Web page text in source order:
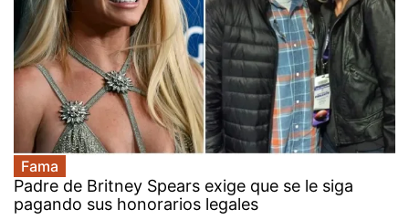
Fama
Padre de Britney Spears exige que se le siga
pagando sus honorarios legales